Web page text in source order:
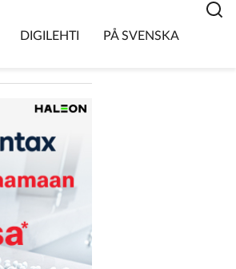
DIGILEHTI PÅ SVENSKA